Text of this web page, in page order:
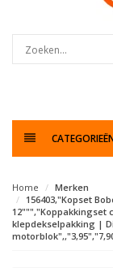
Home
Merken
156403,"Kopset
12""","Koppakkingset
klepdekselpakking |